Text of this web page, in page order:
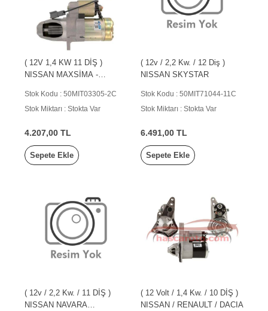
( 12V 1,4 KW 11 DİŞ )
NISSAN MAXSİMA -
Stok Kodu : 50MIT03305-2C
Stok Miktarı : Stokta Var
4.207,00 TL
Sepete Ekle
( 12v / 2,2 Kw. / 12 Diş )
NISSAN SKYSTAR
Stok Kodu : 50MIT71044-11C
Stok Miktarı : Stokta Var
6.491,00 TL
Sepete Ekle
( 12v / 2,2 Kw. / 11 DİŞ )
NISSAN NAVARA
( 12 Volt / 1,4 Kw. / 10 DİŞ )
NISSAN / RENAULT / DACIA